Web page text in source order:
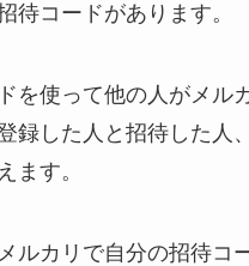
待コードがあります。
を使って他の人がメル
録した人と招待した人
ます。
ルカリで自分の招待コ